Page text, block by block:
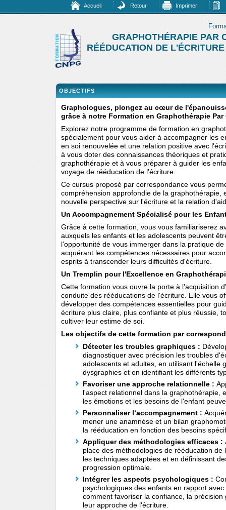
Accueil Retour Imprimer
GRAPHOTHÉRAPIE PAR
RÉÉDUCATION DE
OBJECTIFS
Graphologues, plongez au cœur de
grâce à notre Formation en Graphothérapie
Explorez notre programme de formation en
spécialement pour vous aider à accompagner les
en soi renouvelée et une relation positive avec
à vous doter des connaissances théoriques et
graphothérapie et à vous préparer à guider les
voyage de rééducation de l'écriture.
Ce cursus proposé par correspondance vous
compréhension approfondie de la graphothérapie,
nouvelle perspective sur l'écriture et la relation
Un Accompagnement Spécialisé pour les
Grâce à cette formation, vous vous familiariserez
auxquels les enfants et les adolescents peuvent
l'opportunité de vous immerger dans la pratique
acquérant les compétences nécessaires pour
esprits à transcender leurs difficultés d'écriture.
Un Tremplin pour l'Excellence en
Cette formation vous ouvre la porte à l'acquisition
conduite des rééducations de l'écriture. Elle vous
développer des compétences essentielles pour
écriture plus claire, plus confiante et plus réussie,
cultiver leur estime de soi.
Les objectifs de cette formation par
Détecter les troubles graphiques :
diagnostiquer avec précision les troubles
adolescents et adultes, en utilisant l'échelle
dysgraphies et en identifiant les différents
Favoriser une approche relationnelle :
l'aspect relationnel dans la graphothérapie,
les émotions et les besoins de l'enfant
Personnaliser l‘accompagnement :
mener une anamnèse et un bilan
la rééducation en fonction des besoins
Appliquer des méthodologies efficaces :
place des méthodologies de rééducation
les techniques adaptées et en définissant
progression optimale.
Intégrer les aspects psychologiques :
psychologiques des enfants en rapport
comment favoriser la confiance, la
leur approche de l'écriture.